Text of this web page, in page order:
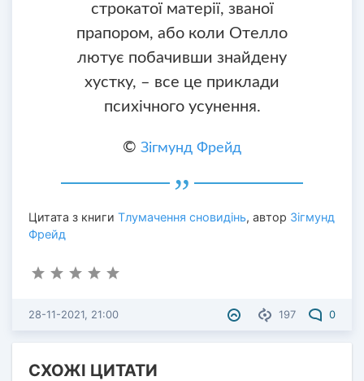
строкатої матерії, званої
прапором, або коли Отелло
лютує побачивши знайдену
хустку, – все це приклади
психічного усунення.
© Зігмунд Фрейд
Цитата з книги Тлумачення сновидінь, автор Зігмунд
Фрейд
197 0
28-11-2021, 21:00
СХОЖІ ЦИТАТИ